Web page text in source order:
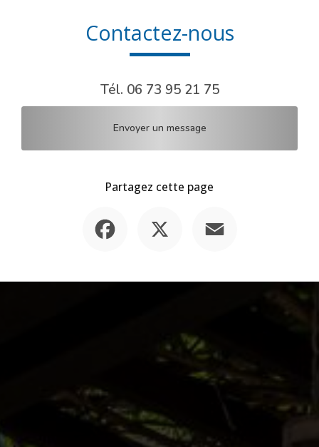
Contactez-nous
Tél. 06 73 95 21 75
Envoyer un message
Partagez cette page